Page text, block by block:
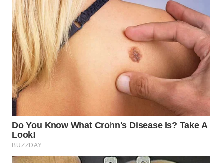
SUMEDANG
WN
CIANJUR
WN
KEPULAUAN
SERIBU
TANGERANG
WN